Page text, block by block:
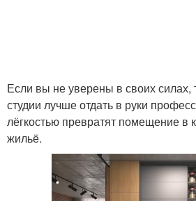
Если вы не уверены в своих силах,
студии лучше отдать в руки
лёгкостью превратят помещение в
жильё.